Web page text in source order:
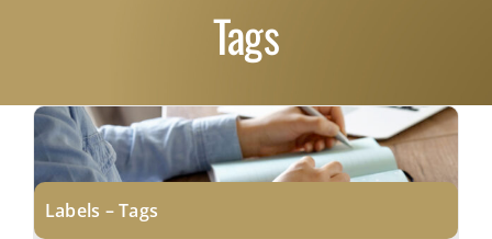
Agenda
Over Ons
Kennisbank
Tags
Labels – Tags